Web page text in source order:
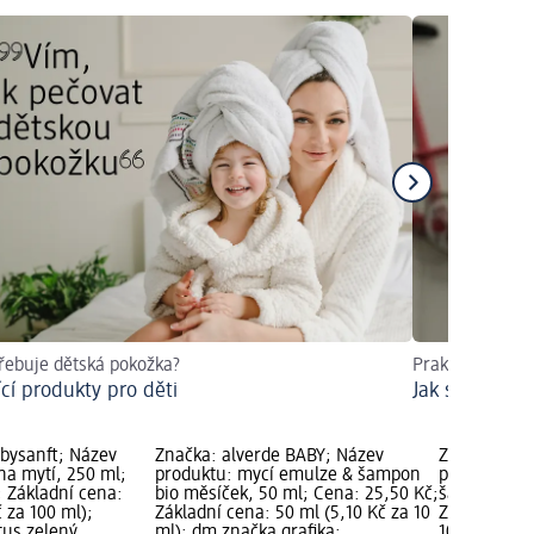
dětská pokožka?
produkty pro děti
Praktické
Jak stříhat
Název
mytí, 250 ml;
Základní cena:
za 100 ml);
Značka: alverde BABY; Název
produktu: mycí emulze & šampon
bio měsíček, 50 ml; Cena: 25,50 Kč;
Základní cena: 50 ml (5,10 Kč za 10
Značka:
produktu:
šampon,
Základní